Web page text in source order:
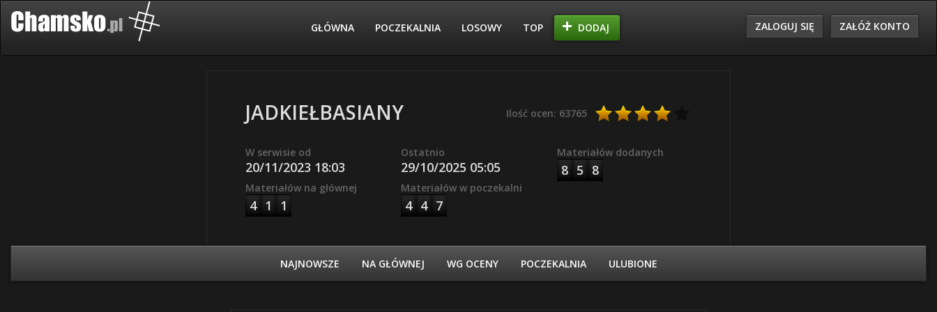
GŁÓWNA POCZEKALNIA LOSOWY TOP DODAJ ZALOGUJ SIĘ ZAŁÓŻ KONTO
JADKIEŁBASIANY Ilość ocen: 63765
W serwisie od
20/11/2023 18:03
Ostatnio
29/10/2025 05:05
Materiałów dodanych
8 5 8
Materiałów na głównej
4 1 1
Materiałów w poczekalni
4 4 7
NAJNOWSZE NA GŁÓWNEJ WG OCENY POCZEKALNIA ULUBIONE